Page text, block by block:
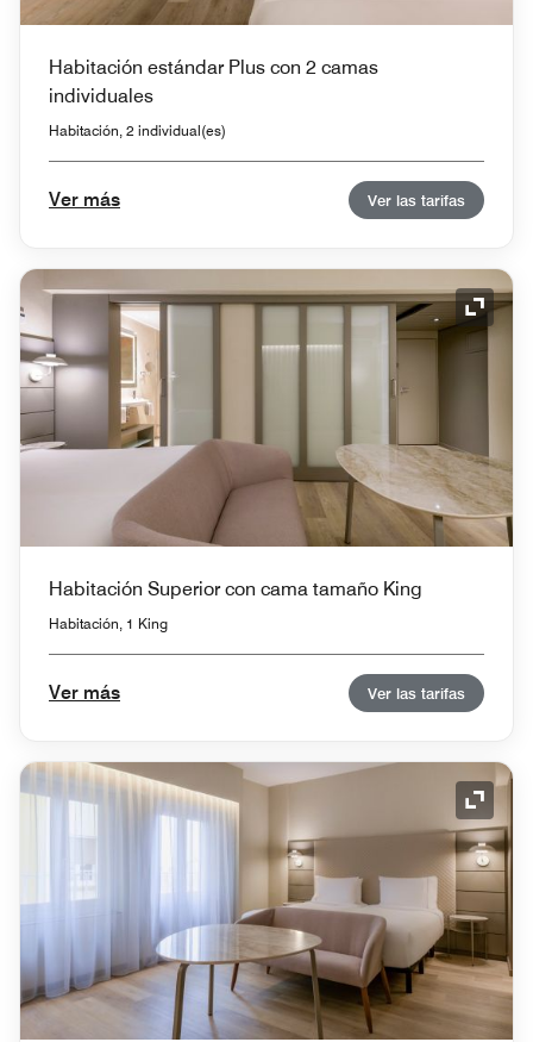
Habitación estándar Plus con 2 camas
individuales
Habitación, 2 individual(es)
Ver más Ver las tarifas
Icono
Habitación Superior con cama tamaño King
Habitación, 1 King
Ver más Ver las tarifas
Icono